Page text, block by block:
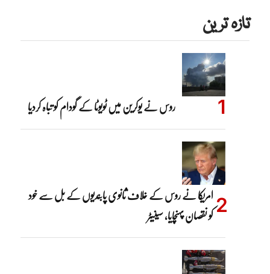
تازہ ترین
روس نے یوکرین میں ٹویوٹا کے گودام کو تباہ کردیا
امریکا نے روس کے خلاف ثانوی پابندیوں کے بل سے خود
کو نقصان پہنچایا، سینیٹر